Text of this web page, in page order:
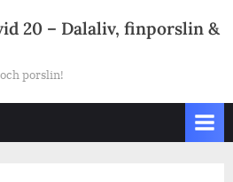
20 – Dalaliv, finporslin &
porslin!